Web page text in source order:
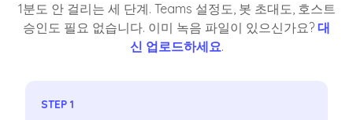
1분도 안 걸리는 세 단계. Teams 설정도, 봇 초대도, 호스트
승인도 필요 없습니다. 이미 녹음 파일이 있으신가요? 대
신 업로드하세요.
STEP 1